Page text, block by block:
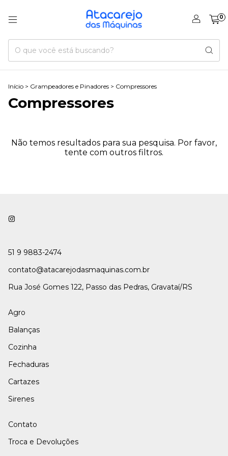
0
Início > Grampeadores e Pinadores > Compressores
Compressores
Não temos resultados para sua pesquisa. Por favor,
tente com outros filtros.
51 9 9883-2474
contato@atacarejodasmaquinas.com.br
Rua José Gomes 122, Passo das Pedras, Gravataí/RS
Agro
Balanças
Cozinha
Fechaduras
Cartazes
Sirenes
Contato
Troca e Devoluções